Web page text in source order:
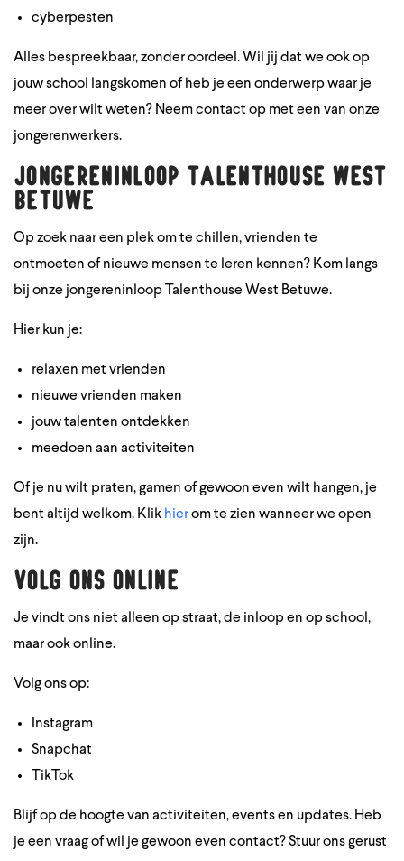
cyberpesten
Alles bespreekbaar, zonder oordeel. Wil jij dat we ook op
jouw school langskomen of heb je een onderwerp waar je
meer over wilt weten? Neem contact op met een van onze
jongerenwerkers.
Jongereninloop Talenthouse West
Betuwe
Op zoek naar een plek om te chillen, vrienden te
ontmoeten of nieuwe mensen te leren kennen? Kom langs
bij onze jongereninloop Talenthouse West Betuwe.
Hier kun je:
relaxen met vrienden
nieuwe vrienden maken
jouw talenten ontdekken
meedoen aan activiteiten
Of je nu wilt praten, gamen of gewoon even wilt hangen, je
bent altijd welkom. Klik hierom te zien wanneer we open
zijn.
Volg ons online
Je vindt ons niet alleen op straat, de inloop en op school,
maar ook online.
Volg ons op:
Instagram
Snapchat
TikTok
Blijf op de hoogte van activiteiten, events en updates. Heb
je een vraag of wil je gewoon even contact? Stuur ons gerust